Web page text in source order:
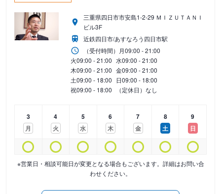
三重県四日市市安島1-2-29 ＭＩＺＵＴＡＮＩ
ビル3F
近鉄四日市/あすなろう四日市駅
（受付時間） 月09:00 - 21:00
火09:00 - 21:00 水09:00 - 21:00
木09:00 - 21:00 金09:00 - 21:00
土09:00 - 18:00 日09:00 - 18:00
祝09:00 - 18:00 （定休日）なし
3
月
4
火
5
水
6
木
7
金
8
土
9
日
※営業日・相談可能日が変更となる場合もございます。詳細はお問い合
わせください。